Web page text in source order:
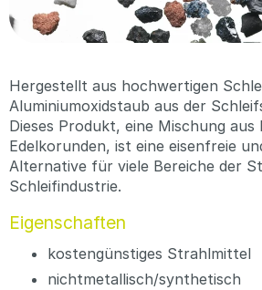
Hergestellt aus hochwertigen
Aluminiumoxidstaub aus der
Dieses Produkt, eine Mischung aus
Edelkorunden, ist eine eisenfreie
Alternative für viele Bereiche der
Schleifindustrie.
Eigenschaften
kostengünstiges Strahlmittel
nichtmetallisch/synthetisch